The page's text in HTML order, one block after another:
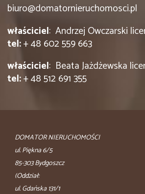
biuro@domatornieruchomosci.pl
właściciel: Andrzej Owczarski
tel:+ 48 602 559 663
właściciel: Beata Jażdżewska
tel:+ 48 512 691 355
DOMATOR NIERUCHOMOŚCI
ul. Piękna 6/5
85-303 Bydgoszcz
(Oddział:
ul. Gdańska 131/1